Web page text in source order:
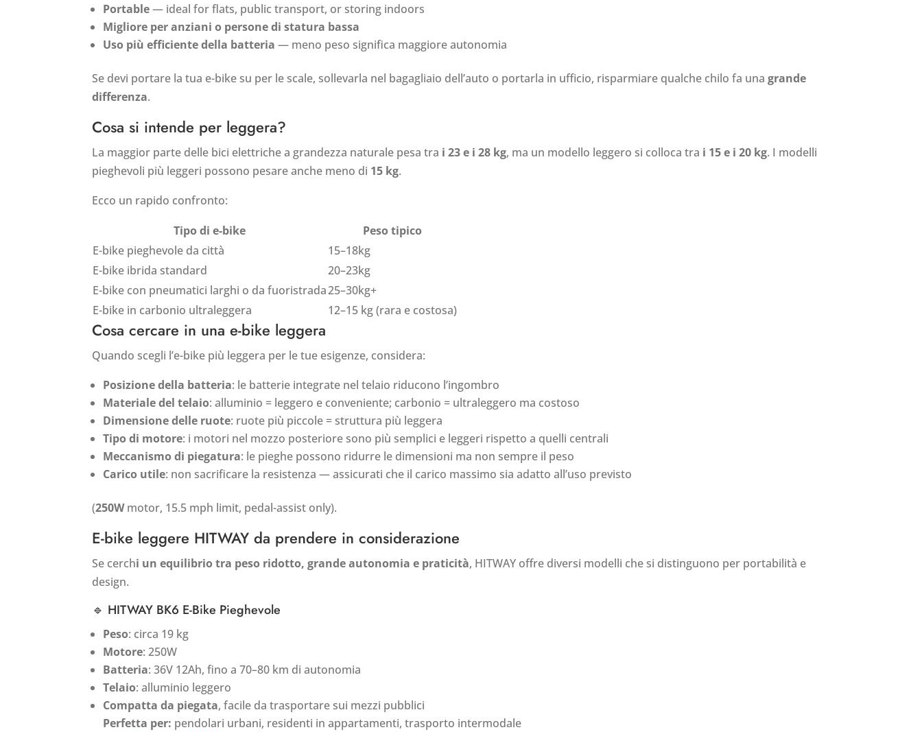
Portable— ideal for flats, public transport, or storing indoors
Migliore per anziani o persone di statura bassa
Uso più efficiente della batteria — meno peso significa maggiore autonomia
Se devi portare la tua e-bike su per le scale, sollevarla nel bagagliaio dell’auto o portarla in ufficio, risparmiare qualche chilo fa unagrande
differenza.
Cosa si intende per leggera?
La maggior parte delle bici elettriche a grandezza naturale pesa tra i 23 e i 28 kg, ma un modello leggero si colloca tra i 15 e i 20 kg. I modelli
pieghevoli più leggeri possono pesare anche meno di 15 kg.
Ecco un rapido confronto:
Tipo di e-bike
Peso tipico
E-bike pieghevole da città
15–18kg
E-bike ibrida standard
20–23kg
E-bike con pneumatici larghi o da fuoristrada25–30kg+
E-bike in carbonio ultraleggera
12–15 kg (rara e costosa)
Cosa cercare in una e-bike leggera
Quando scegli l’e-bike più leggera per le tue esigenze, considera:
Posizione della batteria: le batterie integrate nel telaio riducono l’ingombro
Materiale del telaio: alluminio = leggero e conveniente; carbonio = ultraleggero ma costoso
Dimensione delle ruote: ruote più piccole = struttura più leggera
Tipo di motore: i motori nel mozzo posteriore sono più semplici e leggeri rispetto a quelli centrali
Meccanismo di piegatura: le pieghe possono ridurre le dimensioni ma non sempre il peso
Carico utile: non sacrificare la resistenza — assicurati che il carico massimo sia adatto all’uso previsto
(250Wmotor, 15.5 mph limit, pedal-assist only).
E-bike leggere HITWAY da prendere in considerazione
Se cerchi un equilibrio tra peso ridotto, grande autonomia e praticità, HITWAY offre diversi modelli che si distinguono per portabilità e
design.
🔹 HITWAY BK6 E-Bike Pieghevole
Peso: circa 19 kg
Motore: 250W
Batteria: 36V 12Ah, fino a 70–80 km di autonomia
Telaio: alluminio leggero
Compatta da piegata, facile da trasportare sui mezzi pubblici
Perfetta per: pendolari urbani, residenti in appartamenti, trasporto intermodale